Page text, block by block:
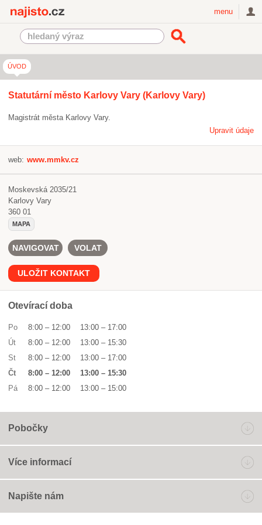
menu
ÚVOD
Statutární město Karlovy Vary (Karlovy Vary)
Magistrát města Karlovy Vary.
Upravit údaje
web: www.mmkv.cz
Moskevská 2035/21
Karlovy Vary
360 01
MAPA
NAVIGOVAT VOLAT
ULOŽIT KONTAKT
Otevírací doba
Po 8:00 – 12:00 13:00 – 17:00
Út
8:00 – 12:00 13:00 – 15:30
St
8:00 – 12:00 13:00 – 17:00
Čt
8:00 – 12:00 13:00 – 15:30
Pá
8:00 – 12:00 13:00 – 15:00
Pobočky
Více informací
Napište nám